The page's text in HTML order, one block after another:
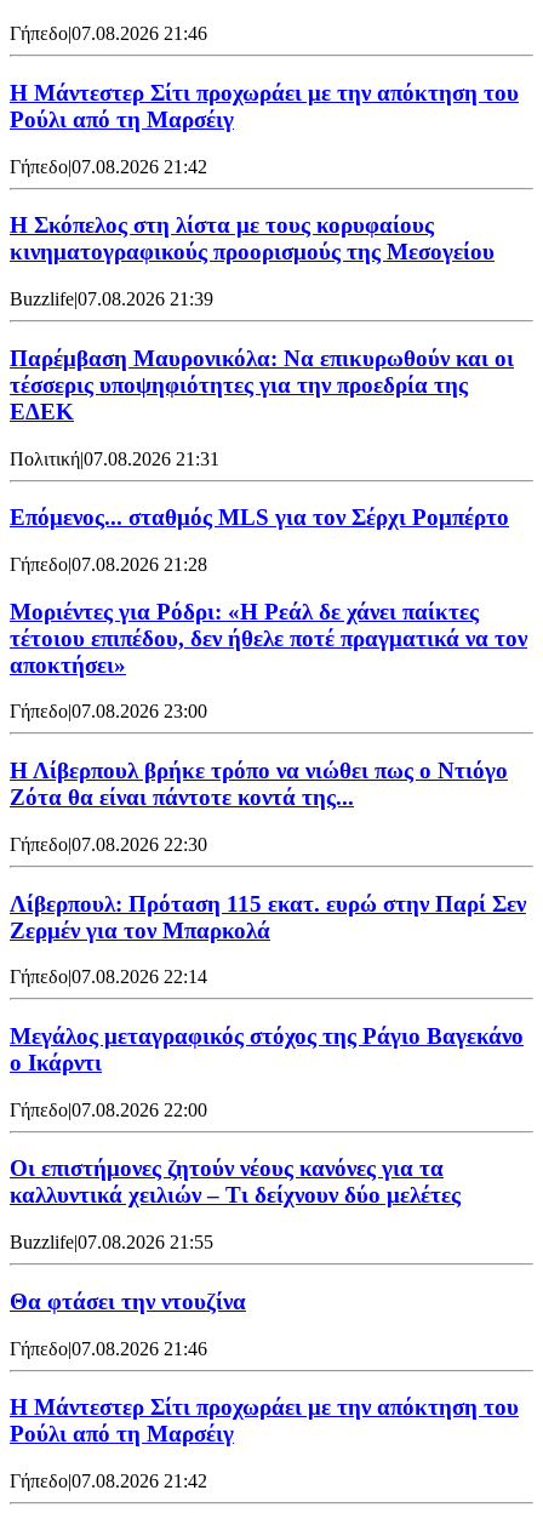
Γήπεδο|07.08.2026 21:46
Η Μάντεστερ Σίτι προχωράει με την απόκτηση του
Ρούλι από τη Μαρσέιγ
Γήπεδο|07.08.2026 21:42
Η Σκόπελος στη λίστα με τους κορυφαίους
κινηματογραφικούς προορισμούς της Μεσογείου
Buzzlife|07.08.2026 21:39
Παρέμβαση Μαυρονικόλα: Να επικυρωθούν και οι
τέσσερις υποψηφιότητες για την προεδρία της
ΕΔΕΚ
Πολιτική|07.08.2026 21:31
Επόμενος... σταθμός MLS για τον Σέρχι Ρομπέρτο
Γήπεδο|07.08.2026 21:28
Μοριέντες για Ρόδρι: «Η Ρεάλ δε χάνει παίκτες
τέτοιου επιπέδου, δεν ήθελε ποτέ πραγματικά να τον
αποκτήσει»
Γήπεδο|07.08.2026 23:00
Η Λίβερπουλ βρήκε τρόπο να νιώθει πως ο Ντιόγο
Ζότα θα είναι πάντοτε κοντά της...
Γήπεδο|07.08.2026 22:30
Λίβερπουλ: Πρόταση 115 εκατ. ευρώ στην Παρί Σεν
Ζερμέν για τον Μπαρκολά
Γήπεδο|07.08.2026 22:14
Μεγάλος μεταγραφικός στόχος της Ράγιο Βαγεκάνο
ο Ικάρντι
Γήπεδο|07.08.2026 22:00
Οι επιστήμονες ζητούν νέους κανόνες για τα
καλλυντικά χειλιών – Τι δείχνουν δύο μελέτες
Buzzlife|07.08.2026 21:55
Θα φτάσει την ντουζίνα
Γήπεδο|07.08.2026 21:46
Η Μάντεστερ Σίτι προχωράει με την απόκτηση του
Ρούλι από τη Μαρσέιγ
Γήπεδο|07.08.2026 21:42